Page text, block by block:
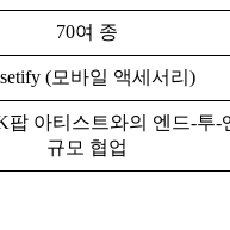
70여 종
(모바일 액세서리)
팝 아티스트와의 엔드-투-
규모 협업